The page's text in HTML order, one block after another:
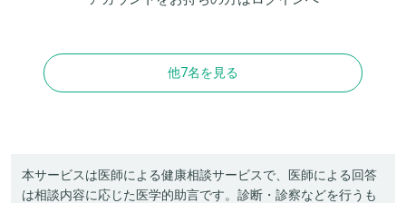
他7名を見る
本サービスは医師による健康相談サービスで、医師による回答
は相談内容に応じた医学的助言です。診断・診察などを行うも